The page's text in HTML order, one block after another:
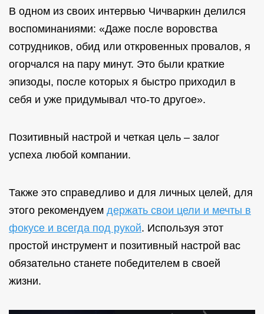
В одном из своих интервью Чичваркин делился
воспоминаниями: «Даже после воровства
сотрудников, обид или откровенных провалов, я
огорчался на пару минут. Это были краткие
эпизоды, после которых я быстро приходил в
себя и уже придумывал что-то другое».
Позитивный настрой и четкая цель – залог
успеха любой компании.
Также это справедливо и для личных целей, для
этого рекомендуем держать свои цели и мечты в
фокусе и всегда под рукой. Используя этот
простой инструмент и позитивный настрой вас
обязательно станете победителем в своей
жизни.